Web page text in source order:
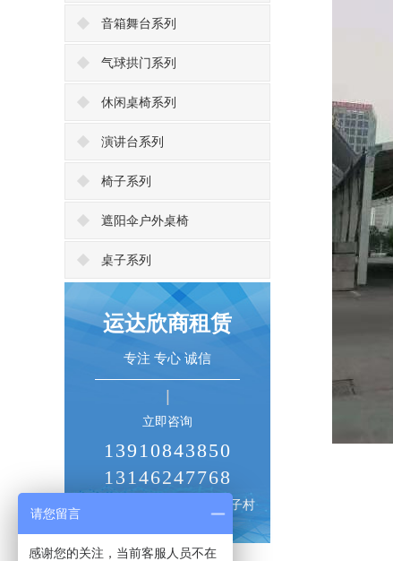
音箱舞台系列
气球拱门系列
休闲桌椅系列
演讲台系列
椅子系列
遮阳伞户外桌椅
桌子系列
运达欣商租赁
专注 专心 诚信
立即咨询
13910843850
13146247768
北京市朝阳区十八里店横街子村
请您留言
感谢您的关注，当前客服人员不在